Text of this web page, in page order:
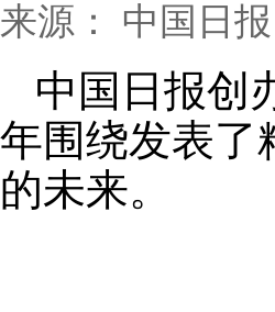
来源： 中国日
中国日报创
年围绕发表了
的未来。